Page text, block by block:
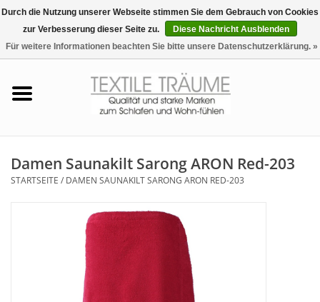
0 Artikel - €0,00
Freizeit-Hausanzüge
Badezimmer & Sauna
Damen Saunakilt Sarong ARON Red-203
STARTSEITE / DAMEN SAUNAKILT SARONG ARON RED-203
Durch die Nutzung unserer Webseite stimmen Sie dem Gebrauch von Cookies
zur Verbesserung dieser Seite zu.
Diese Nachricht Ausblenden
Für weitere Informationen beachten Sie bitte unsere Datenschutzerklärung. »